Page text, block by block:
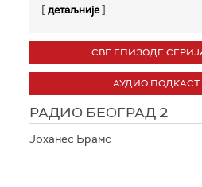
[детаљније]
СВЕ ЕПИЗОДЕ
АУДИО ПОДКАСТ
РАДИО БЕОГРАД 2
Јоханес Брамс